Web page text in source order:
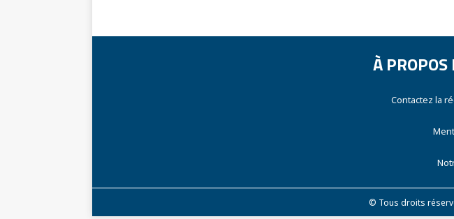
À PROPOS
Contactez la
© Tous droits